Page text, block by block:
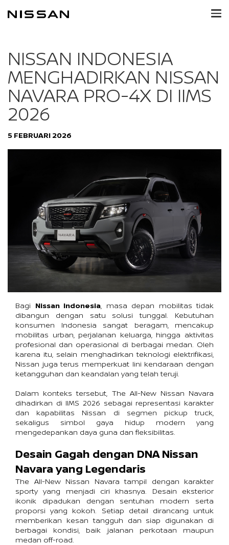
NISSAN INDONESIA
MENGHADIRKAN NISSAN
NAVARA PRO-4X DI IIMS
2026
5 FEBRUARI 2026
Bagi Nissan Indonesia , masa depan mobilitas tidak
dibangun dengan satu solusi tunggal. Kebutuhan
konsumen Indonesia sangat beragam, mencakup
mobilitas urban, perjalanan keluarga, hingga aktivitas
profesional dan operasional di berbagai medan. Oleh
karena itu, selain menghadirkan teknologi elektrifikasi,
Nissan juga terus memperkuat lini kendaraan dengan
ketangguhan dan keandalan yang telah teruji.
Dalam konteks tersebut, The All-New Nissan Navara
dihadirkan di IIMS 2026 sebagai representasi karakter
dan kapabilitas Nissan di segmen pickup truck,
sekaligus simbol gaya hidup modern yang
mengedepankan daya guna dan fleksibilitas.
Desain Gagah dengan DNA Nissan
Navara yang Legendaris
The All-New Nissan Navara tampil dengan karakter
sporty yang menjadi ciri khasnya. Desain eksterior
ikonik dipadukan dengan sentuhan modern serta
proporsi yang kokoh. Setiap detail dirancang untuk
memberikan kesan tangguh dan siap digunakan di
berbagai kondisi, baik jalanan perkotaan maupun
medan off-road.